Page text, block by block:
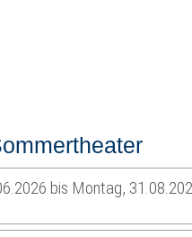
bis Montag,